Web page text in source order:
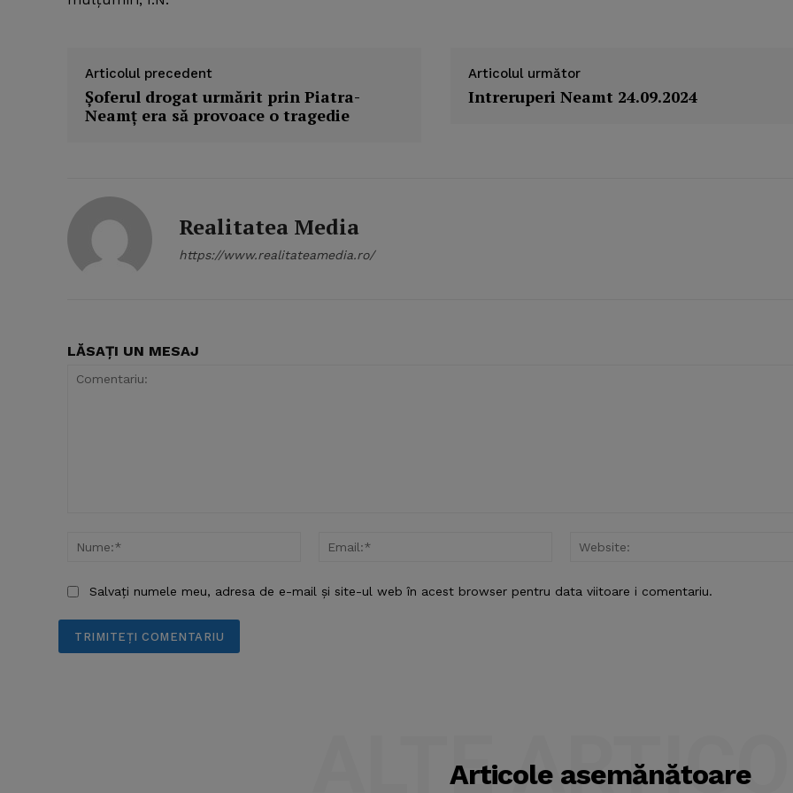
Articolul precedent
Şoferul drogat urmărit prin Piatra-
Neamţ era să provoace o tragedie
Articolul următor
Intreruperi Neamt 24.09.2024
Realitatea Media
https://www.realitateamedia.ro/
LĂSAȚI UN MESAJ
Nume:*
Email:*
Salvați numele meu, adresa de e-mail și site-ul web în acest browser pentru data viitoare i comentariu.
Articole asemănătoare
ALTE